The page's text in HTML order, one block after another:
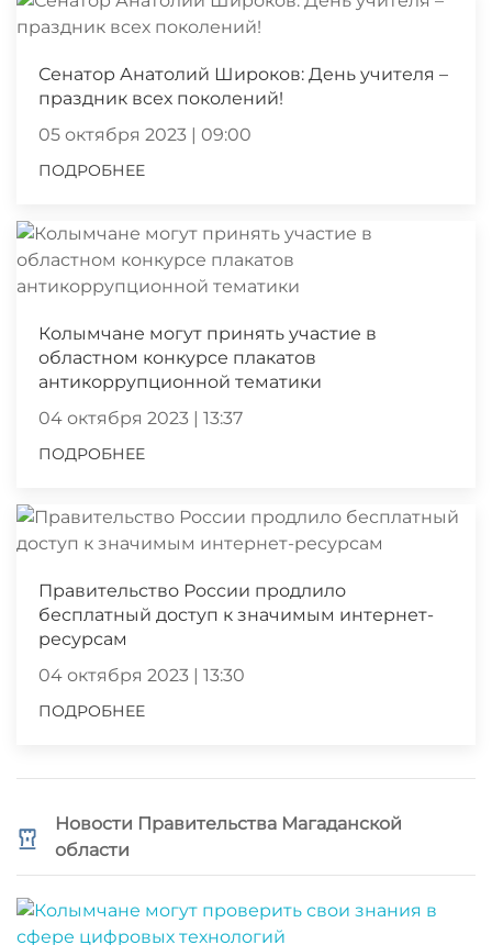
Сенатор Анатолий Широков: День учителя –
праздник всех поколений!
05 октября 2023 | 09:00
ПОДРОБНЕЕ
Колымчане могут принять участие в
областном конкурсе плакатов
антикоррупционной тематики
04 октября 2023 | 13:37
ПОДРОБНЕЕ
Правительство России продлило
бесплатный доступ к значимым интернет-
ресурсам
04 октября 2023 | 13:30
ПОДРОБНЕЕ
Новости Правительства Магаданской
области